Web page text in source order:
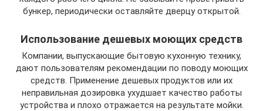
бункер, периодически оставляйте дверцу открытой.
Использование дешевых моющих средств
Компании, выпускающие бытовую кухонную технику,
дают пользователям рекомендации по поводу моющих
средств. Применение дешевых продуктов или их
неправильная дозировка ухудшает качество работы
устройства и плохо отражается на результате мойки.